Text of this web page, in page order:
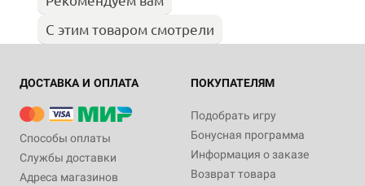
С этим товаром смотрели
ДОСТАВКА И ОПЛАТА
Способы оплаты
Службы доставки
Адреса магазинов
ПОКУПАТЕЛЯМ
Подобрать игру
Бонусная программа
Информация о заказе
Возврат товара